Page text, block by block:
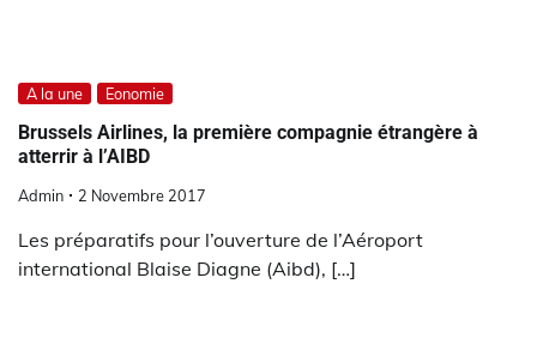
A la une Eonomie
Brussels Airlines, la première compagnie étrangère à
atterrir à l’AIBD
Admin 2 Novembre 2017
Les préparatifs pour l’ouverture de l’Aéroport
international Blaise Diagne (Aibd), […]